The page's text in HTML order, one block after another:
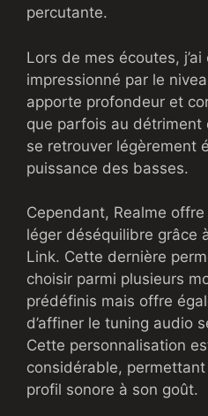
percutante.
Lors de mes écoutes,
impressionné par le
apporte profondeur et
que parfois au détriment
se retrouver légèrement
puissance des basses.
Cependant, Realme
léger déséquilibre grâce
Link. Cette dernière
choisir parmi plusieurs
prédéfinis mais offre
d’affiner le tuning audio
Cette personnalisation
considérable, permettant
profil sonore à son goût.